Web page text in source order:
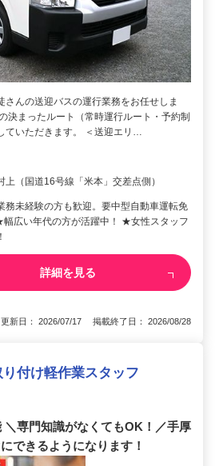
さんの送迎バスの運行業務をお任せしま
決まったルート（常時運行ルート・予約制
ていただきます。 ＜送迎エリ…
上（国道16号線「米本」交差点側）
務未経験の方も歓迎。要中型自動車運転免
広い年代の方が活躍中！ ★女性スタッフ
詳細を見る
更新日： 2026/07/17 掲載終了日： 2026/08/28
付け軽作業スタッフ
＼専門知識がなくてもOK！／手厚
できるようになります！